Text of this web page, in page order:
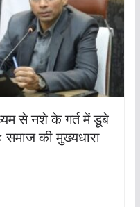
से नशे के गर्त में डूबे
समाज की मुख्यधारा